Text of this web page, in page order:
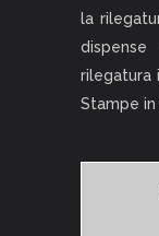
la
rilegatura
Stampe